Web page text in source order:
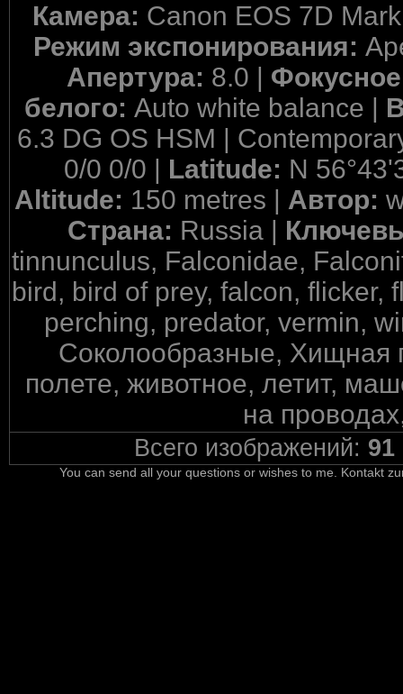
Камера: Canon EOS 7D
Режим экспонирования:
Апертура: 8.0 |
белого: Auto white balance |
6.3 DG OS HSM |
0/0 0/0 | Latitude: N
Altitude: 150 metres | Автор:
Страна: Russia |
tinnunculus, Falconidae,
bird, bird of prey, falcon, flicker,
perching, predator, vermin,
Соколообразные, Хищная
полете, животное, летит,
на
Всего изображений: 91
You can send all your questions or wishes to me. Kontakt